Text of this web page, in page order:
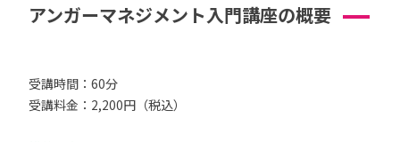
アンガーマネジメント入門講座の概要
受講時間：60分
受講料金：2,200円（税込）